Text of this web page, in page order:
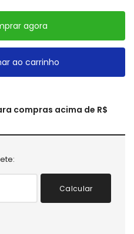
agora
ao carrinho
compras acima de R$
Calcular